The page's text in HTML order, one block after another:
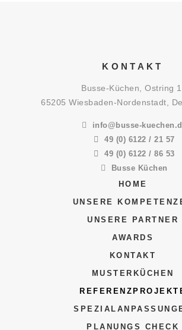
KONTAKT
Busse-Küchen, Ostring 1,
65205 Wiesbaden-Nordenstadt,
info@busse-
49 (0) 6122 / 21 57
49 (0) 6122 / 86 53
Busse Küchen
HOME
UNSERE
UNSERE PARTNER
AWARDS
KONTAKT
MUSTERKÜCHEN
PLANUNGS CHECK